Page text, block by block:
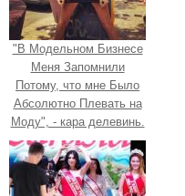
"В Модельном Бизнесе
Меня Запомнили
Потому, что мне Было
Абсолютно Плевать на
Моду", - кара делевинь.